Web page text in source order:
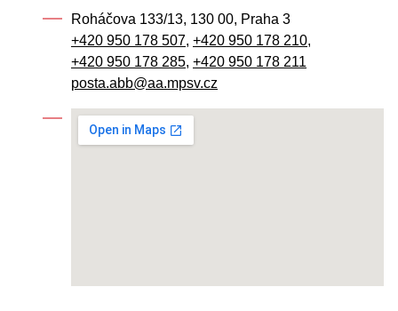
Roháčova 133/13, 130 00, Praha 3
+420 950 178 507, +420 950 178 210,
+420 950 178 285, +420 950 178 211
posta.abb@aa.mpsv.cz